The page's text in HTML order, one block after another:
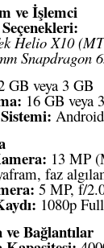
ve İşlemci
Helio X10
Snapdragon
GB veya 3 GB
16 GB veya
13 MP
faz
5 MP, f/
1080p
ve Bağlantılar